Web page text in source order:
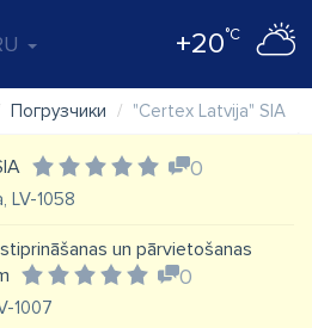
+20°C
Погрузчики "Certex Latvija" SIA
0
LV-1058
un pārvietošanas
0
1007